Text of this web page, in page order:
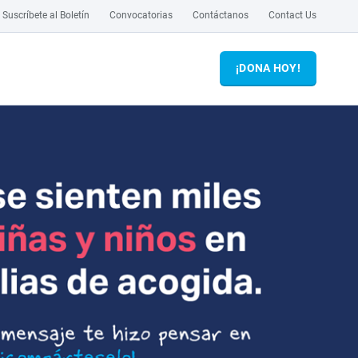
Suscríbete al Boletín Convocatorias Contáctanos Contact Us
¡DONA HOY!